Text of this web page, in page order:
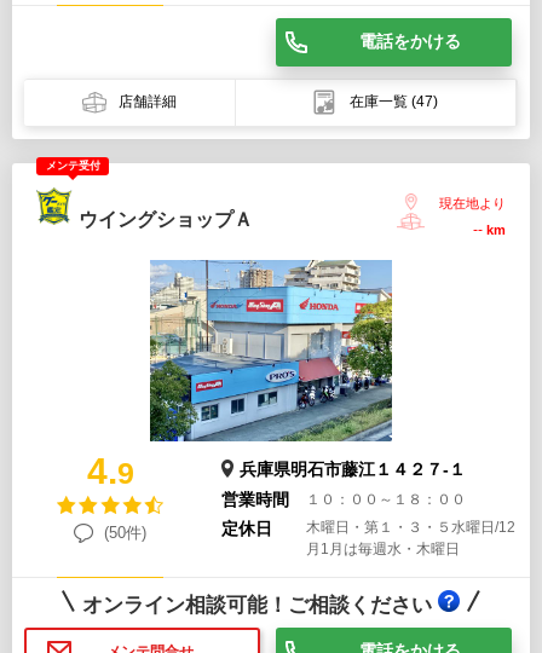
電話をかける
店舗詳細 在庫一覧 (47)
メンテ受付
ウイングショップＡ
現在地より
-- km
4.9
(50件)
兵庫県明石市藤江１４２７-１
営業時間
１０：００～１８：００
定休日
木曜日・第１・３・５水曜日/12
月1月は毎週水・木曜日
オンライン相談可能！ご相談ください